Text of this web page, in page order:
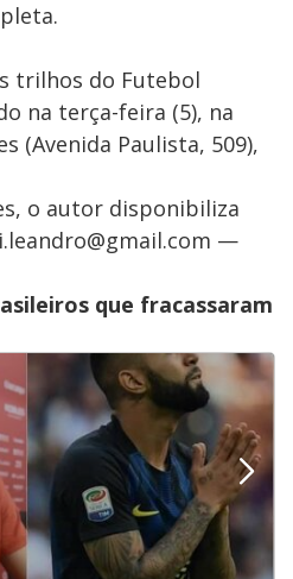
trilhos do Futebol
na terça-feira (5), na
(Avenida Paulista, 509),
o autor disponibiliza
—
que fracassaram